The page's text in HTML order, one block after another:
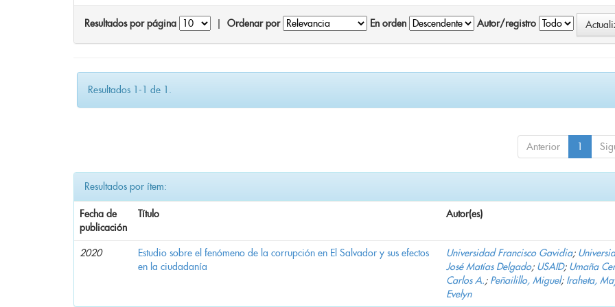
Resultados por página Ordenar por En orden Autor/registro
Resultados 1-1 de 1.
Anterior 1
Resultados por ítem:
Fecha de
publicación
Título Autor(es)
2020
Estudio sobre el fenómeno de la corrupción en El Salvador y sus efectos
en la ciudadanía
Universidad Francisco Gavidia;
José Matías Delgado; USAID; Umaña
Carlos A.; Peñailillo, Miguel; Iraheta,
Evelyn